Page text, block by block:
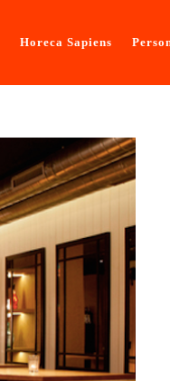
Horeca Sapiens